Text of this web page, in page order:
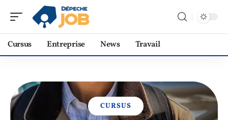
Cursus Entreprise News Travail
CURSUS